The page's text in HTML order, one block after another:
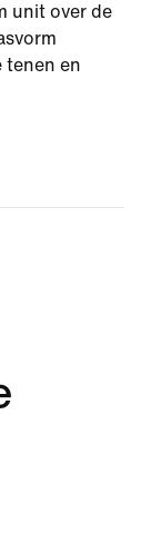
unit over de
tenen en